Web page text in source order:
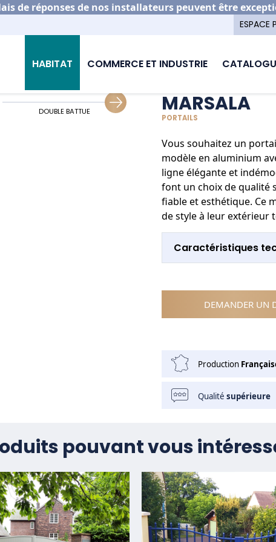
de réponses de nos installateurs peuvent être
ESPACE
HABITAT COMMERCE ET INDUSTRIE
portail aluminium Marsala
DOUBLE BATTUE GUIDAGE COULISSANT
MARSALA
PORTAILS
Vous souhaitez un
modèle en aluminium
ligne élégante et
font un choix de qualité
fiable et esthétique. Ce
de style à leur
Caractéristiques
DEMANDER UN
Production
Qualitésupérieure
pouvant vous